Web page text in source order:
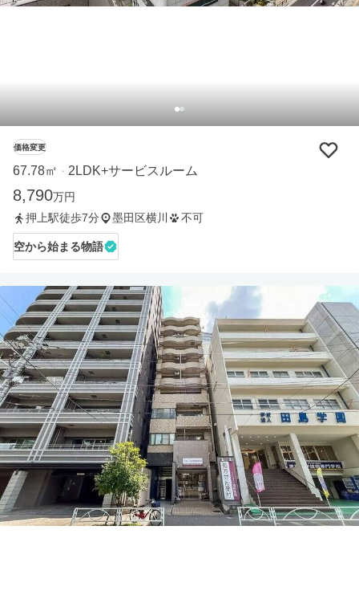
価格変更
67.78㎡ ・ 2LDK+サービスルーム
8,790万円
押上駅徒歩7分
墨田区横川 不可
空から始まる物語